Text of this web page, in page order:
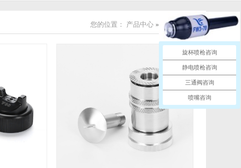
您的位置： 产品中心 » 喷嘴 / 喷头
旋杯喷枪咨询
静电喷枪咨询
三通阀咨询
喷嘴咨询